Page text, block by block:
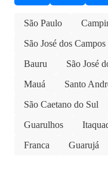
São Paulo
São José dos Campos
Bauru
São José
Mauá
Santo
São Caetano do Sul
Guarulhos
Franca
Guarujá